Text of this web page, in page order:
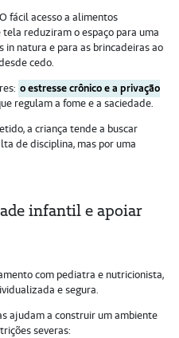
fácil acesso a alimentos
reduziram o espaço para uma
natura e para as brincadeiras ao
cedo.
o estresse crônico e a privação
regulam a fome e a saciedade.
a criança tende a buscar
de disciplina, mas por uma
infantil e apoiar
com pediatra e nutricionista,
e segura.
ajudam a construir um ambiente
severas: